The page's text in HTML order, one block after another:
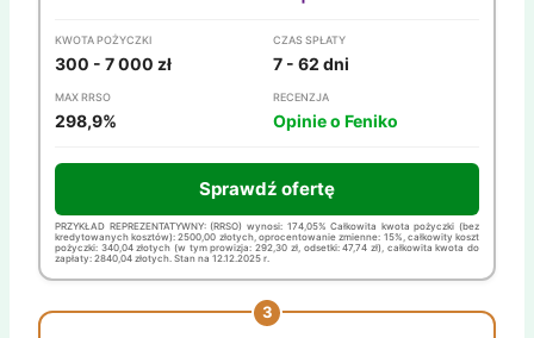
KWOTA POŻYCZKI
300 - 7 000 zł
CZAS SPŁATY
7 - 62 dni
MAX RRSO
298,9%
RECENZJA
Opinie o Feniko
Sprawdź ofertę
PRZYKŁAD REPREZENTATYWNY: (RRSO) wynosi: 174,05% Całkowita kwota pożyczki (bez
kredytowanych kosztów): 2500,00 złotych, oprocentowanie zmienne: 15%, całkowity koszt
pożyczki: 340,04 złotych (w tym prowizja: 292,30 zł, odsetki: 47,74 zł), całkowita kwota do
zapłaty: 2840,04 złotych. Stan na 12.12.2025 r.